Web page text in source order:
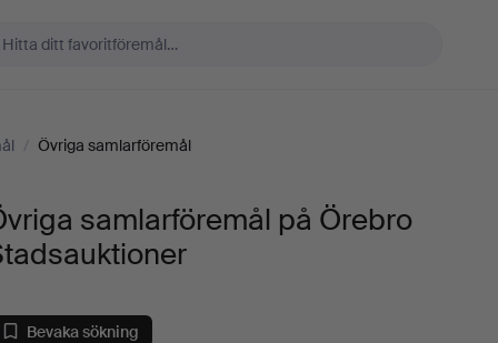
/ Övriga samlarföremål
samlarföremål på Örebro
Bevaka sökning